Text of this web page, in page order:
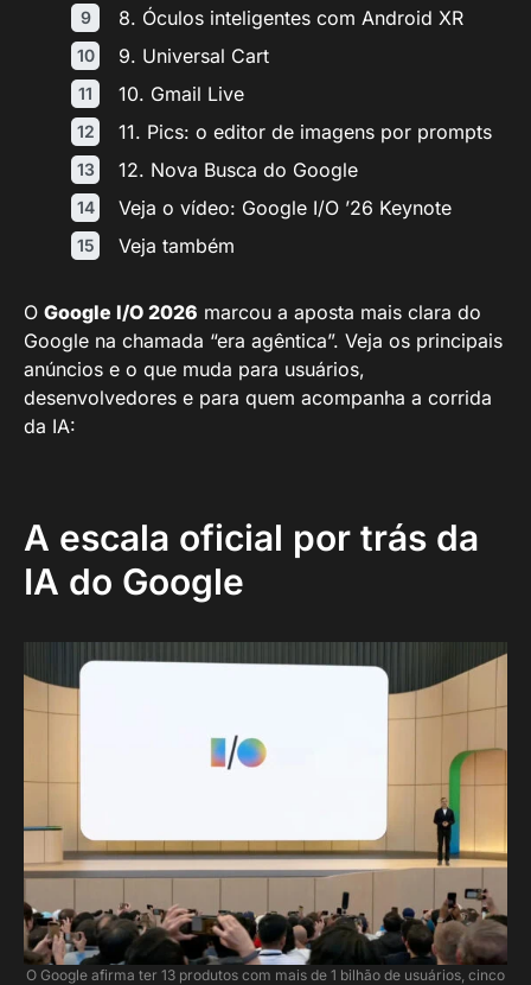
8. Óculos inteligentes com Android XR
9. Universal Cart
10. Gmail Live
11. Pics: o editor de imagens por prompts
12. Nova Busca do Google
Veja o vídeo: Google I/O ’26 Keynote
Veja também
O Google I/O 2026 marcou a aposta mais clara do
Google na chamada “era agêntica”. Veja os principais
anúncios e o que muda para usuários,
desenvolvedores e para quem acompanha a corrida
da IA:
A escala oficial por trás da
IA do Google
O Google afirma ter 13 produtos com mais de 1 bilhão de usuários, cinco